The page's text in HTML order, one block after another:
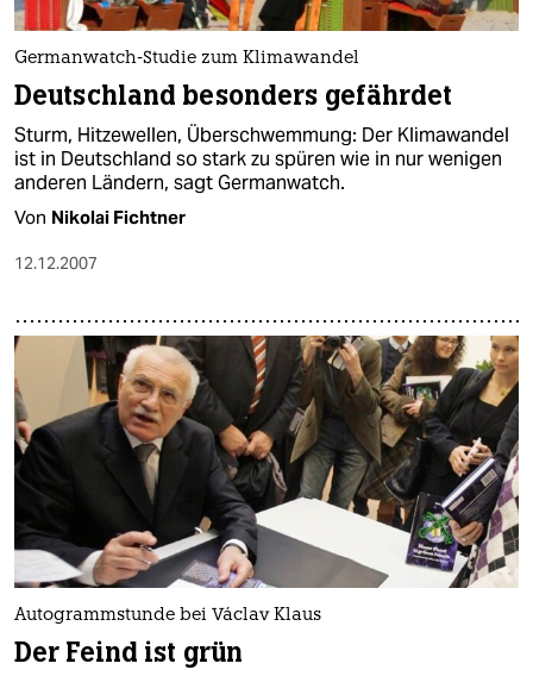
Germanwatch-Studie zum Klimawandel
Deutschland besonders gefährdet
Sturm, Hitzewellen, Überschwemmung: Der Klimawandel
ist in Deutschland so stark zu spüren wie in nur wenigen
anderen Ländern, sagt Germanwatch.
Von Nikolai Fichtner
12.12.2007
Autogrammstunde bei Václav Klaus
Der Feind ist grün